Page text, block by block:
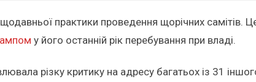
практики проведення щорічних самітів.
у його останній рік перебування при владі.
різку критику на адресу багатьох із 31